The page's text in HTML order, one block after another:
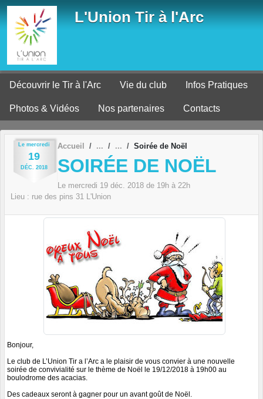
L'Union Tir à l'Arc
Découvrir le Tir à l'Arc Vie du club Infos Pratiques
Photos & Vidéos Nos partenaires Contacts
Le mercredi
19
DÉC. 2018
Accueil Soirée de Noël
SOIRÉE DE NOËL
Le mercredi 19 déc. 2018 de 19h à 22h
Lieu : rue des pins 31 L'Union
Bonjour,
Le club de L’Union Tir a l’Arc a le plaisir de vous convier à une nouvelle
soirée de convivialité sur le thème de Noël le 19/12/2018 à 19h00 au
boulodrome des acacias.
Des cadeaux seront à gagner pour un avant goût de Noël.
Panneau de gestion des cookies